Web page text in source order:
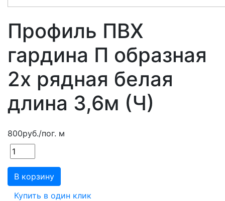
Профиль ПВХ
гардина П образная
2х рядная белая
длина 3,6м (Ч)
800руб./пог. м
В корзину
Купить в один клик